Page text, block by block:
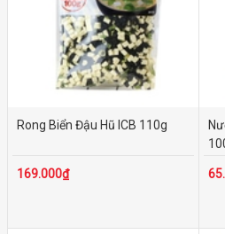
Rong Biển Đậu Hũ ICB 110g
169.000₫